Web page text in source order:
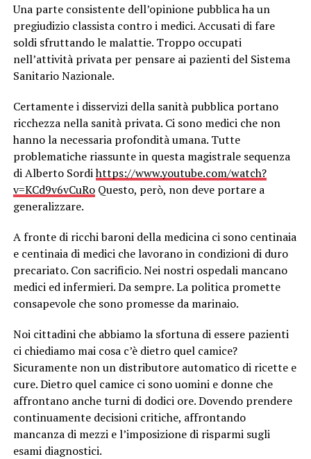
Una parte consistente dell’opinione pubblica ha un
pregiudizio classista contro i medici. Accusati di fare
soldi sfruttando le malattie. Troppo occupati
nell’attività privata per pensare ai pazienti del Sistema
Sanitario Nazionale.
Certamente i disservizi della sanità pubblica portano
ricchezza nella sanità privata. Ci sono medici che non
hanno la necessaria profondità umana. Tutte
problematiche riassunte in questa magistrale sequenza
di Alberto Sordihttps://www.youtube.com/watch?
v=KCd9v6vCuRoQuesto, però, non deve portare a
generalizzare.
A fronte di ricchi baroni della medicina ci sono centinaia
e centinaia di medici che lavorano in condizioni di duro
precariato. Con sacrificio. Nei nostri ospedali mancano
medici ed infermieri. Da sempre. La politica promette
consapevole che sono promesse da marinaio.
Noi cittadini che abbiamo la sfortuna di essere pazienti
ci chiediamo mai cosa c’è dietro quel camice?
Sicuramente non un distributore automatico di ricette e
cure. Dietro quel camice ci sono uomini e donne che
affrontano anche turni di dodici ore. Dovendo prendere
continuamente decisioni critiche, affrontando
mancanza di mezzi e l’imposizione di risparmi sugli
esami diagnostici.